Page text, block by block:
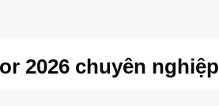
2026 chuyên nghiệp